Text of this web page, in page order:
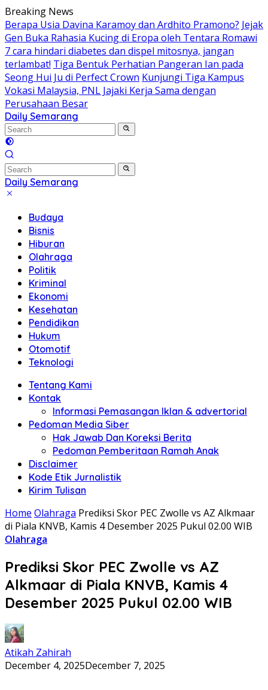
Skip
to
content
Breaking News
Berapa Usia Davina Karamoy dan Ardhito Pramono? Jejak
Gen Buka Rahasia Kucing di Eropa oleh Tentara Romawi
7 cara hindari diabetes dan dispel mitosnya, jangan
terlambat! Tiga Bentuk Perhatian Pangeran Ian pada
Seong Hui Ju di Perfect Crown Kunjungi Tiga Kampus
Vokasi Malaysia, PNL Jajaki Kerja Sama dengan
Perusahaan Besar
Daily Semarang
"Semarang
Hari
Ini:
Informasi
Terkini
untuk
Daily Semarang
"Semarang
Informasi
Terkini
untuk
Anda"
Budaya
Bisnis
Hiburan
Olahraga
Politik
Kriminal
Ekonomi
Kesehatan
Pendidikan
Hukum
Otomotif
Teknologi
Tentang Kami
Kontak
Informasi Pemasangan Iklan & advertorial
Pedoman Media Siber
Hak Jawab Dan Koreksi Berita
Pedoman Pemberitaan Ramah Anak
Disclaimer
Kode Etik Jurnalistik
Kirim Tulisan
Home Olahraga Prediksi Skor PEC Zwolle vs AZ Alkmaar
di Piala KNVB, Kamis 4 Desember 2025 Pukul 02.00 WIB
Olahraga
Prediksi Skor PEC Zwolle vs AZ
Alkmaar di Piala KNVB, Kamis 4
Desember 2025 Pukul 02.00 WIB
Atikah Zahirah
December 4, 2025December 7, 2025